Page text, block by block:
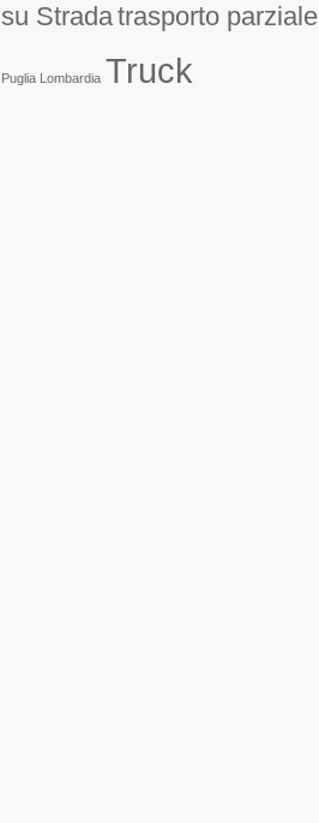
su Stradatrasporto parziale
Puglia Lombardia Truck